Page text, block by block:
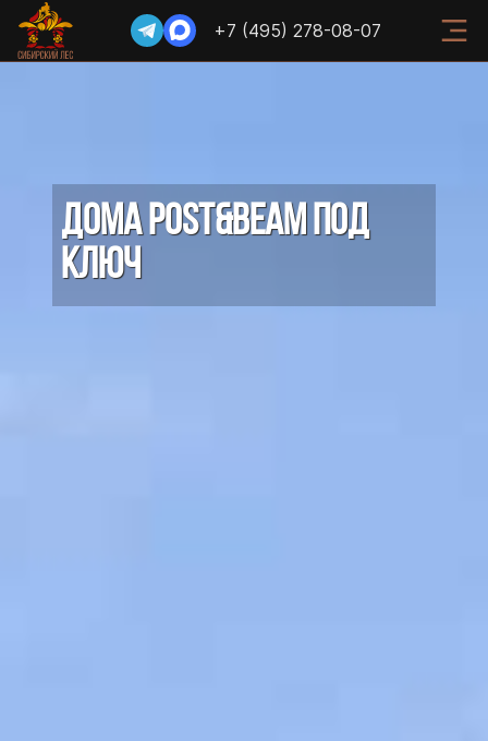
+7 (495) 278-08-07
ДОМА POST&BEAM ПОД
КЛЮЧ